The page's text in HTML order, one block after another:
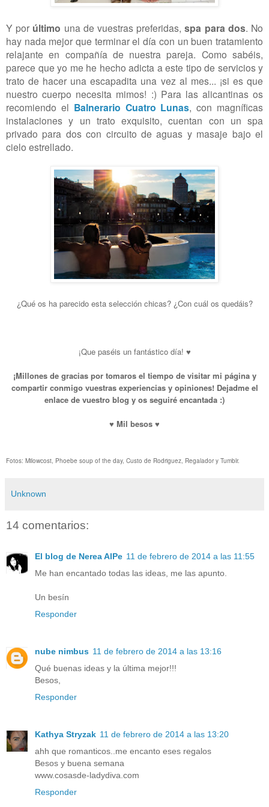
Y por último una de vuestras preferidas,spa para dos. No
hay nada mejor que terminar el día con un buen tratamiento
relajante en compañía de nuestra pareja. Como sabéis,
parece que yo me he hecho adicta a este tipo de servicios y
trato de hacer una escapadita una vez al mes... ¡si es que
nuestro cuerpo necesita mimos! :) Para las alicantinas os
recomiendo el Balnerario Cuatro Lunas, con magníficas
instalaciones y un trato exquisito, cuentan con un spa
privado para dos con circuito de aguas y masaje bajo el
cielo estrellado.
¿Qué os ha parecido esta selección chicas? ¿Con cuál os quedáis?
¡Que paséis un fantástico día! ♥
¡Millones de gracias por tomaros el tiempo de visitar mi página y
compartir conmigo vuestras experiencias y opiniones! Dejadme el
enlace de vuestro blog y os seguiré encantada :)
♥ Mil besos ♥
Fotos: Milowcost, Phoebe soup of the day, Custo de Rodriguez, Regalador y Tumblr.
Unknown
14 comentarios:
El blog de Nerea AlPe 11 de febrero de 2014 a las 11:55
Me han encantado todas las ideas, me las apunto.
Un besín
Responder
nube nimbus 11 de febrero de 2014 a las 13:16
Qué buenas ideas y la última mejor!!!
Besos,
Responder
Kathya Stryzak 11 de febrero de 2014 a las 13:20
ahh que romanticos..me encanto eses regalos
Besos y buena semana
www.cosasde-ladydiva.com
Responder